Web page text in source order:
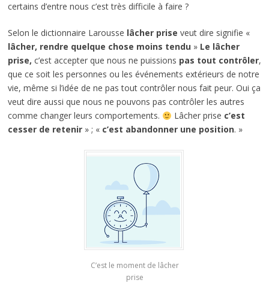
certains d’entre nous c’est très difficile à faire ?
Selon le dictionnaire Larousse lâcher prise veut dire signifie «
lâcher, rendre quelque chose moins tendu» Le lâcher
prise, c’est accepter que nous ne puissions pas tout contrôler,
que ce soit les personnes ou les événements extérieurs de notre
vie, même si l’idée de ne pas tout contrôler nous fait peur. Oui ça
veut dire aussi que nous ne pouvons pas contrôler les autres
comme changer leurs comportements.
Lâcher prise c’est
cesser de retenir» ; «c’est abandonner une position. »
C’est le moment de lâcher
prise